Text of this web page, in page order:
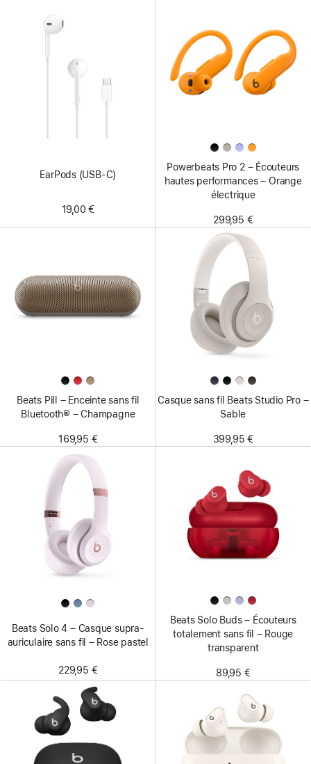
EarPods (USB-C)
19,00 €
Powerbeats Pro 2 – Écouteurs
hautes performances – Orange
électrique
299,95 €
Beats Pill – Enceinte sans fil
Bluetooth® – Champagne
169,95 €
Casque sans fil Beats Studio Pro –
Sable
399,95 €
Beats Solo 4 – Casque supra-
auriculaire sans fil – Rose pastel
229,95 €
Beats Solo Buds – Écouteurs
totalement sans fil – Rouge
transparent
89,95 €